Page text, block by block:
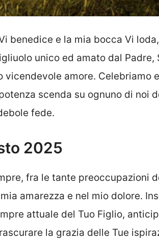
benedice e la mia bocca Vi
unico ed amato dal Padre,
amore. Celebriamo
scenda su ognuno di noi
fede.
2025
fra le tante preoccupazioni
amarezza e nel mio dolore.
attuale del Tuo Figlio,
la grazia delle Tue